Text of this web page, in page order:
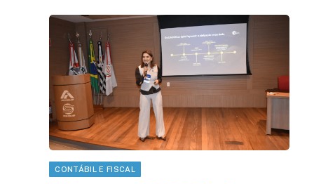
CONTÁBIL E FISCAL